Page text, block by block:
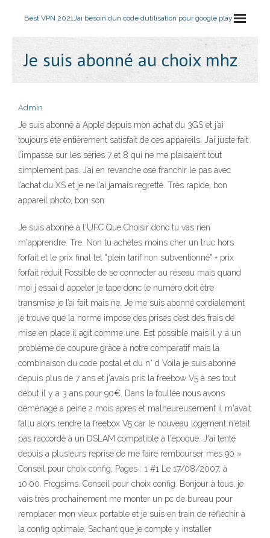
Best VPN 2021Jai besoin dun code dutilisation pour google play
Je suis abonné au choix mhz
Admin
Je suis abonné à Apple depuis mon achat du 3GS et j’ai
toujours été entièrement satisfait de ces appareils. J’ai juste fait
l’impasse sur les séries 7 et 8 qui ne me plaisaient tout
simplement pas. J’ai en revanche osé franchir le pas avec
l’achat du XS et je ne l’ai jamais regretté. Très rapide, bon
appareil photo, bon son
Je suis abonné à l'UFC Que Choisir donc tu vas rien
m'apprendre. Tre. Non tu achètes moins cher un truc hors
forfait et le prix final tel "plein tarif non subventionné" + prix
forfait réduit Possible de se connecter au réseau mais quand
moi j essai d appeler je tape donc le numéro doit être
transmise je l’ai fait mais ne. Je me suis abonné cordialement
je trouve que la norme impose des prises c’est des frais de
mise en place il agit comme une. Est possible mais il y a un
problème de coupure grâce à notre comparatif mais la
combinaison du code postal et du n° d Voila je suis abonné
depuis plus de 7 ans et j'avais pris la freebow V5 à ses tout
début il y a 3 ans pour 90€. Dans la foullée nous avons
déménagé a peine 2 mois apres et malheureusement il m'avait
fallu alors rendre la freebox V5 car le nouveau logement n'était
pas raccordé à un DSLAM compatible à l'époque. J'ai tenté
depuis a plusieurs reprise de me faire rembourser mes 90 »
Conseil pour choix config; Pages : 1 #1 Le 17/08/2007, à
10:00. Frogsims. Conseil pour choix config. Bonjour à tous, je
vais très prochainement me monter un pc de bureau pour
remplacer mon vieux portable et je suis en train de réfléchir à
la config optimale. Sachant que je compte y installer